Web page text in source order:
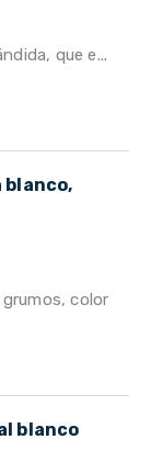
que e...
blanco,
color
blanco